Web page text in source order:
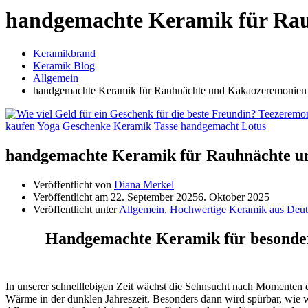
handgemachte Keramik für
Keramikbrand
Keramik Blog
Allgemein
handgemachte Keramik für Rauhnächte und Kakaozeremonien
handgemachte Keramik für Rauhnächte
Veröffentlicht von Diana Merkel
Veröffentlicht am 22. September 20256. Oktober 2025
Veröffentlicht unterAllgemein, Hochwertige Keramik aus
Handgemachte Keramik für
In unserer schnelllebigen Zeit wächst die Sehnsucht nach
Wärme in der dunklen Jahreszeit. Besonders dann wird spürbar,